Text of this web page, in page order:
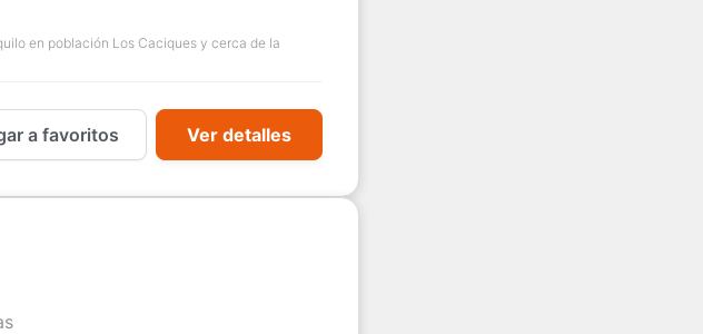
en población Los Caciques y cerca de la
a favoritos Ver detalles